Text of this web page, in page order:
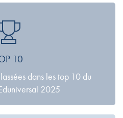
10
dans les top 10 du
2025